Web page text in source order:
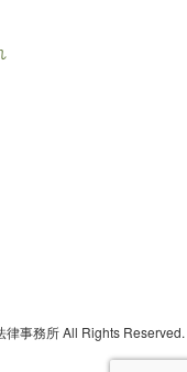
事務所 All Rights Reserved.